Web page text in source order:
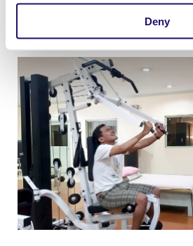
Deny
peu!»